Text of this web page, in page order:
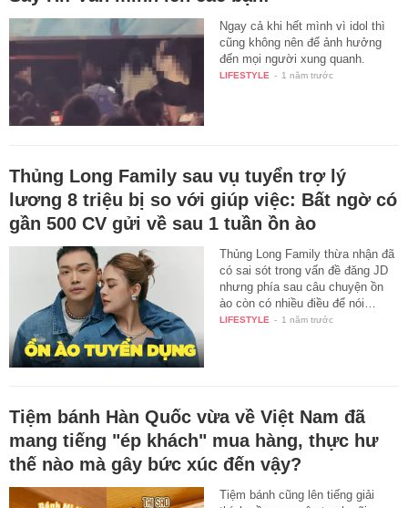
Ngay cả khi hết mình vì idol thì
cũng không nên để ảnh hưởng
đến mọi người xung quanh.
LIFESTYLE - 1 năm trước
Thủng Long Family sau vụ tuyển trợ lý
lương 8 triệu bị so với giúp việc: Bất ngờ có
gần 500 CV gửi về sau 1 tuần ồn ào
Thủng Long Family thừa nhận đã
có sai sót trong vấn đề đăng JD
nhưng phía sau câu chuyện ồn
ào còn có nhiều điều để nói…
LIFESTYLE - 1 năm trước
Tiệm bánh Hàn Quốc vừa về Việt Nam đã
mang tiếng "ép khách" mua hàng, thực hư
thế nào mà gây bức xúc đến vậy?
Tiệm bánh cũng lên tiếng giải